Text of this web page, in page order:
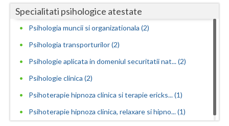
(1)
Consiliere psihologica pentru persoane dependen...
Consilierea si asistarea cuplurilor care doresc... (2)
Specialitati psihologice atestate
Psihologia muncii si organizationala (2)
Psihologia transporturilor (2)
Psihologie aplicata in domeniul securitatii nat... (2)
Psihologie clinica (2)
Psihoterapie hipnoza clinica si terapie ericks... (1)
Psihoterapie hipnoza clinica, relaxare si hipno... (1)